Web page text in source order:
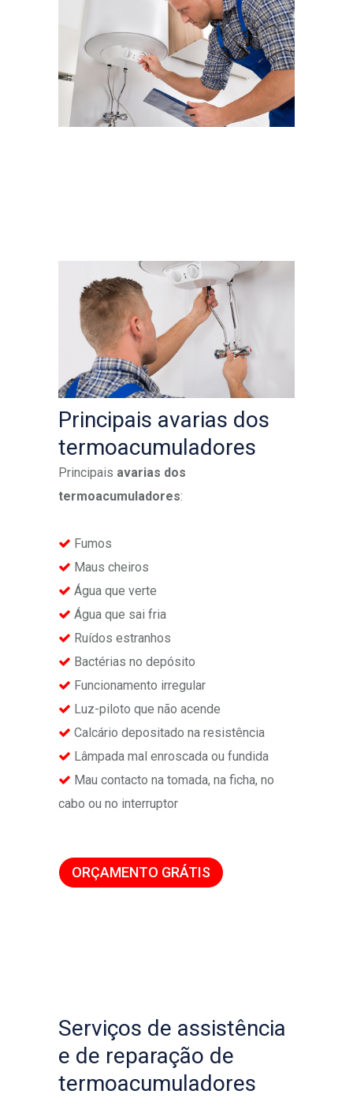
Principais avarias dos
termoacumuladores
Principais avarias dos
termoacumuladores:
Fumos
Maus cheiros
Água que verte
Água que sai fria
Ruídos estranhos
Bactérias no depósito
Funcionamento irregular
Luz-piloto que não acende
Calcário depositado na resistência
Lâmpada mal enroscada ou fundida
Mau contacto na tomada, na ficha, no
cabo ou no interruptor
ORÇAMENTO GRÁTIS
Serviços de assistência
e de reparação de
termoacumuladores